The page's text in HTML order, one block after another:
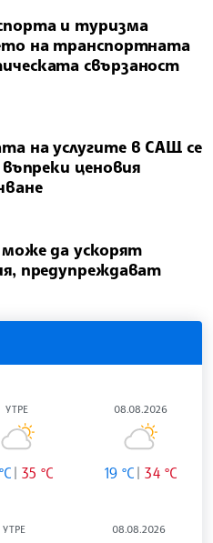
и туризма
на транспортната
свързаност
на услугите в САЩ се
ценовия
да ускорят
предупреждават
УТРЕ
35 °C
08.08.2026
19 °C 34 °C
УТРЕ 08.08.2026